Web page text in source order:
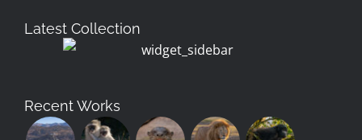
Latest Collection
Recent Works